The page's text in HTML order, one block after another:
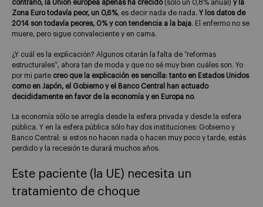
contrario, la Unión europea apenas ha crecido(sólo un 0,8% anual) y la
Zona Euro todavía peor, un 0,6%, es decir nada de nada. Y los datos de
2014 son todavía peores, 0% y con tendencia a la baja. El enfermo no se
muere, pero sigue convaleciente y en cama.
¿Y cuál es la explicación? Algunos citarán la falta de “reformas
estructurales”, ahora tan de moda y que no sé muy bien cuáles son. Yo
por mi parte creo que la explicación es sencilla: tanto en Estados Unidos
como en Japón, el Gobierno y el Banco Central han actuado
decididamente en favor de la economía y en Europa no.
La economía sólo se arregla desde la esfera privada y desde la esfera
pública. Y en la esfera pública sólo hay dos instituciones: Gobierno y
Banco Central; si estos no hacen nada o hacen muy poco y tarde, estás
perdido y la recesión te durará muchos años.
Este paciente (la UE) necesita un
tratamiento de choque